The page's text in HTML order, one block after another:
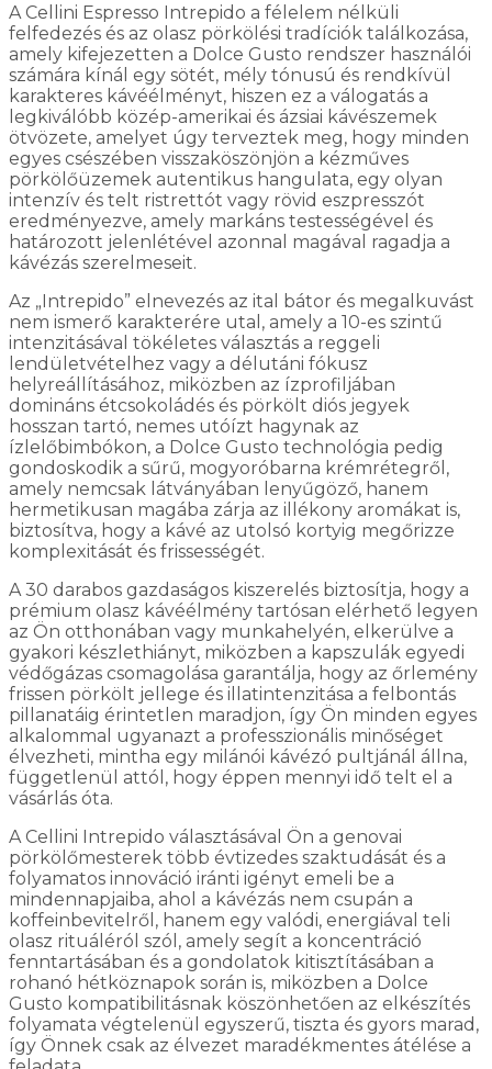
A Cellini Espresso Intrepido a félelem nélküli
felfedezés és az olasz pörkölési tradíciók találkozása,
amely kifejezetten a Dolce Gusto rendszer használói
számára kínál egy sötét, mély tónusú és rendkívül
karakteres kávéélményt, hiszen ez a válogatás a
legkiválóbb közép-amerikai és ázsiai kávészemek
ötvözete, amelyet úgy terveztek meg, hogy minden
egyes csészében visszaköszönjön a kézműves
pörkölőüzemek autentikus hangulata, egy olyan
intenzív és telt ristrettót vagy rövid eszpresszót
eredményezve, amely markáns testességével és
határozott jelenlétével azonnal magával ragadja a
kávézás szerelmeseit.
Az „Intrepido” elnevezés az ital bátor és megalkuvást
nem ismerő karakterére utal, amely a 10-es szintű
intenzitásával tökéletes választás a reggeli
lendületvételhez vagy a délutáni fókusz
helyreállításához, miközben az ízprofiljában
domináns étcsokoládés és pörkölt diós jegyek
hosszan tartó, nemes utóízt hagynak az
ízlelőbimbókon, a Dolce Gusto technológia pedig
gondoskodik a sűrű, mogyoróbarna krémrétegről,
amely nemcsak látványában lenyűgöző, hanem
hermetikusan magába zárja az illékony aromákat is,
biztosítva, hogy a kávé az utolsó kortyig megőrizze
komplexitását és frissességét.
A 30 darabos gazdaságos kiszerelés biztosítja, hogy a
prémium olasz kávéélmény tartósan elérhető legyen
az Ön otthonában vagy munkahelyén, elkerülve a
gyakori készlethiányt, miközben a kapszulák egyedi
védőgázas csomagolása garantálja, hogy az őrlemény
frissen pörkölt jellege és illatintenzitása a felbontás
pillanatáig érintetlen maradjon, így Ön minden egyes
alkalommal ugyanazt a professzionális minőséget
élvezheti, mintha egy milánói kávézó pultjánál állna,
függetlenül attól, hogy éppen mennyi idő telt el a
vásárlás óta.
A Cellini Intrepido választásával Ön a genovai
pörkölőmesterek több évtizedes szaktudását és a
folyamatos innováció iránti igényt emeli be a
mindennapjaiba, ahol a kávézás nem csupán a
koffeinbevitelről, hanem egy valódi, energiával teli
olasz rituáléról szól, amely segít a koncentráció
fenntartásában és a gondolatok kitisztításában a
rohanó hétköznapok során is, miközben a Dolce
Gusto kompatibilitásnak köszönhetően az elkészítés
folyamata végtelenül egyszerű, tiszta és gyors marad,
így Önnek csak az élvezet maradékmentes átélése a